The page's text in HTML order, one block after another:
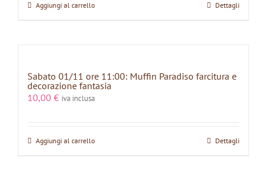
Aggiungi al carrello Dettagli
Sabato 01/11 ore 11:00: Muffin Paradiso farcitura e
decorazione fantasia
10,00 € iva inclusa
Aggiungi al carrello Dettagli